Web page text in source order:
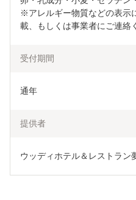
※アレルギー物質などの表示
載、もしくは事業者にご連絡
受付期間
通年
提供者
ウッディホテル＆レストラン